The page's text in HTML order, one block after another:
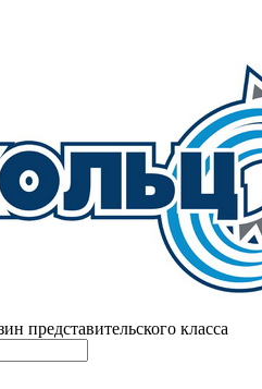
представительского класса